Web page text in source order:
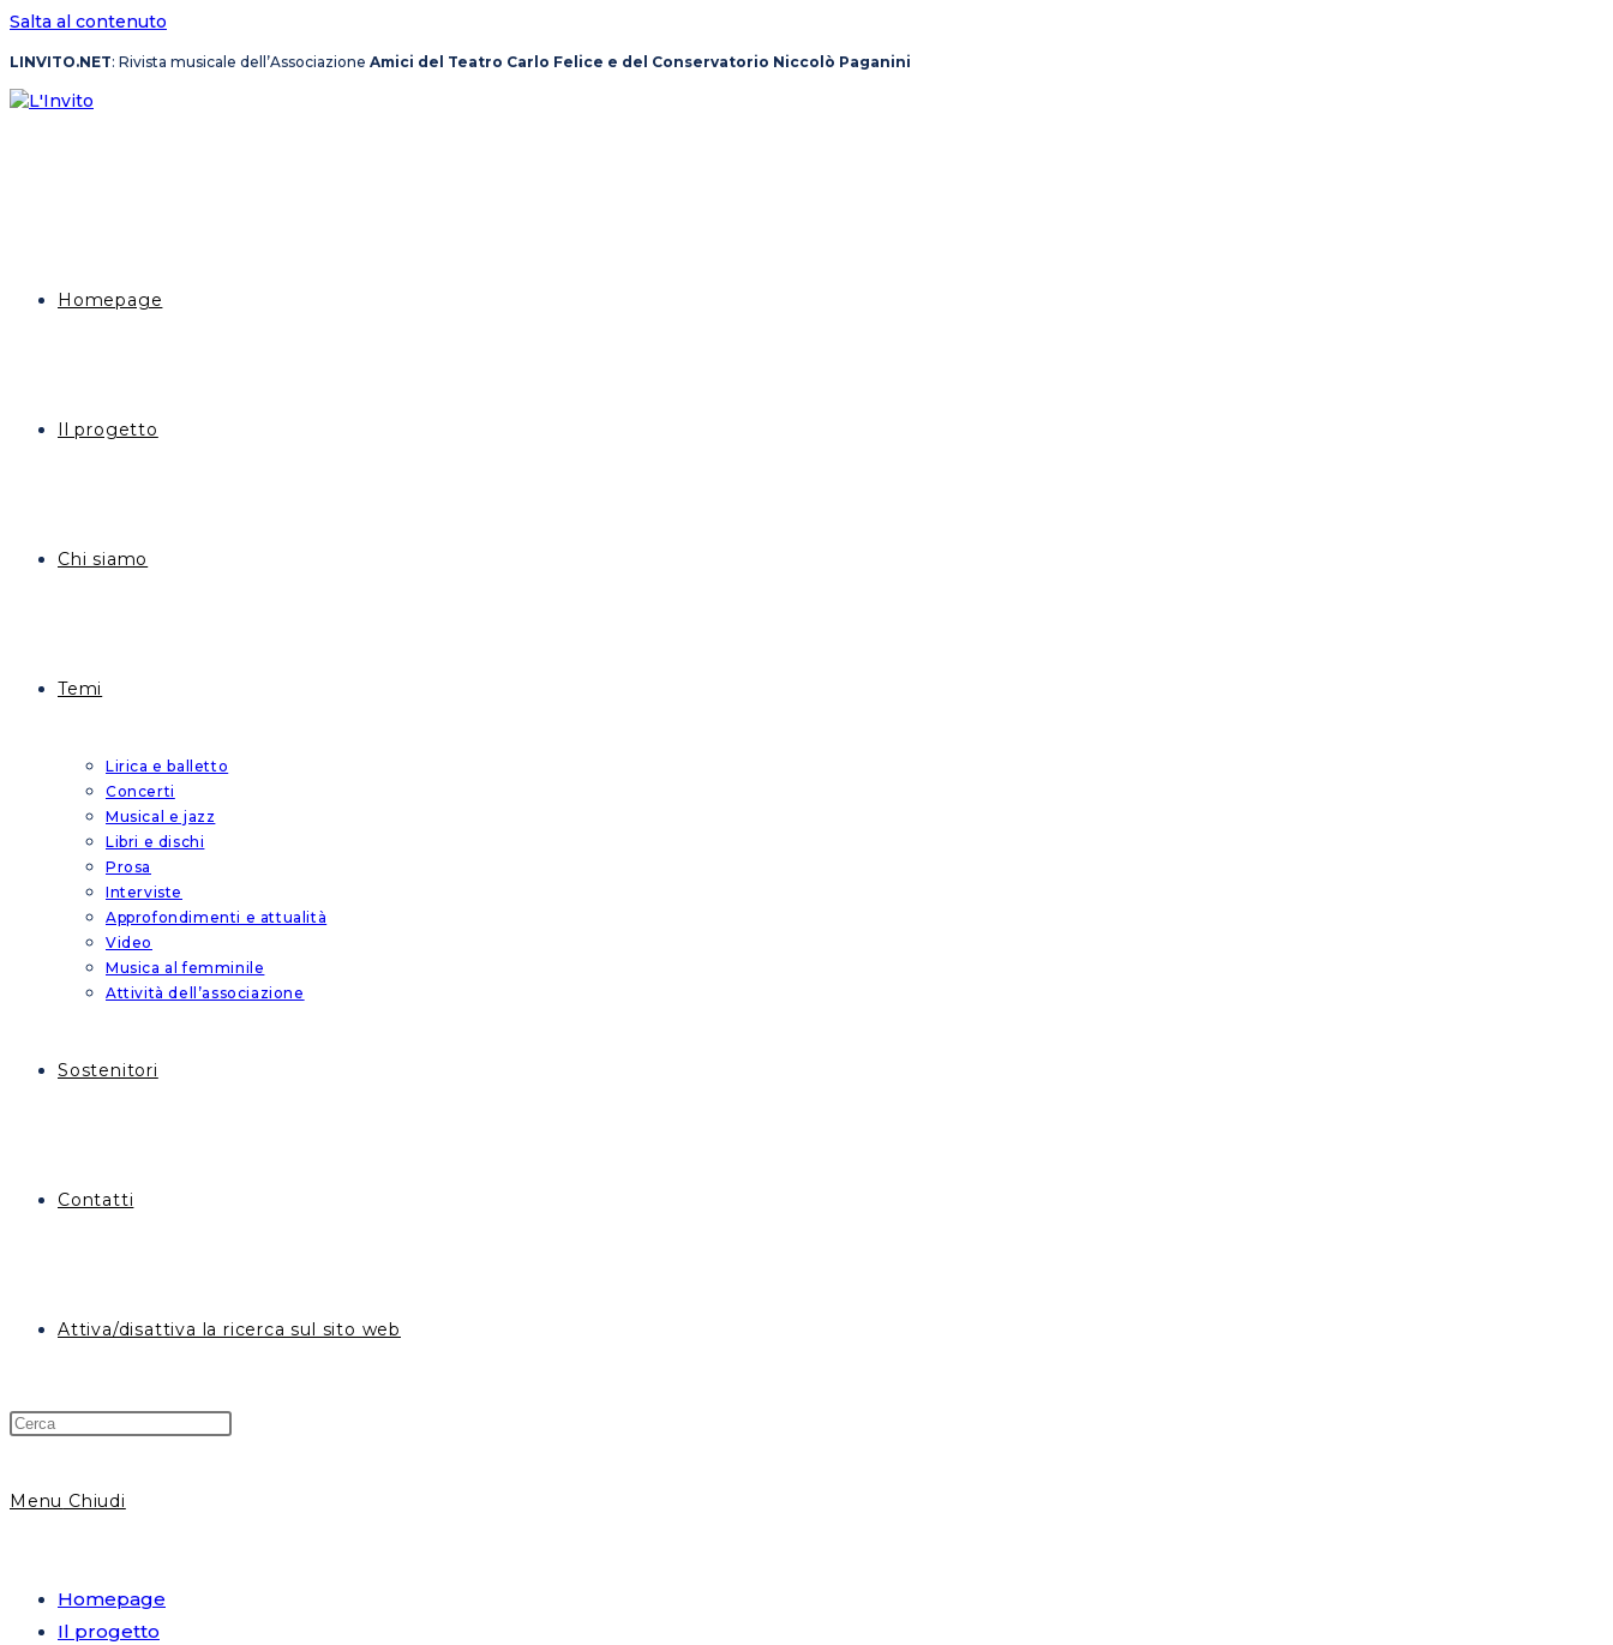
Salta al contenuto
LINVITO.NET: Rivista musicale dell’Associazione Amici del Teatro Carlo Felice e del Conservatorio Niccolò Paganini
Homepage
Il progetto
Chi siamo
Temi
Lirica e balletto
Concerti
Musical e jazz
Libri e dischi
Prosa
Interviste
Approfondimenti e attualità
Video
Musica al femminile
Attività dell’associazione
Sostenitori
Contatti
Attiva/disattiva la ricerca sul sito web
Menu Chiudi
Homepage
Il progetto